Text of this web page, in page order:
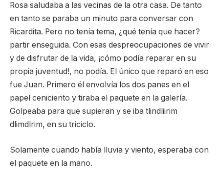
Rosa saludaba a las vecinas de la otra casa. De tanto
en tanto se paraba un minuto para conversar con
Ricardita. Pero no tenía tema, ¿qué tenía que hacer?
partir enseguida. Con esas despreocupaciones de vivir
y de disfrutar de la vida, ¡cómo podía reparar en su
propia juventud!, no podía. El único que reparó en eso
fue Juan. Primero él envolvía los dos panes en el
papel ceniciento y tiraba el paquete en la galería.
Golpeaba para que supieran y se iba tlindliirim
dlimdlrim, en su triciclo.
Solamente cuando había lluvia y viento, esperaba con
el paquete en la mano.